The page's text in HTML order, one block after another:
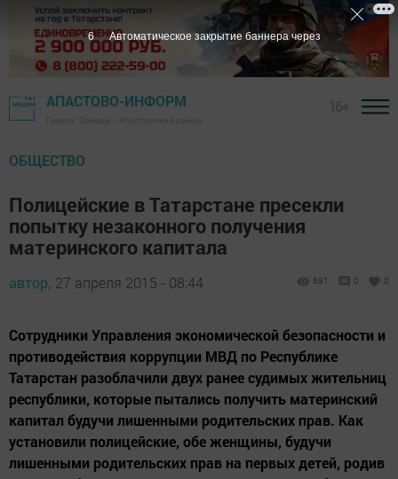
АПАСТОВО-ИНФОРМ
ОБЩЕСТВО
Полицейские в Татарстане пресекли
попытку незаконного получения
материнского капитала
автор, 27 апреля 2015 - 08:44 681 0 0
Сотрудники Управления экономической безопасности и
противодействия коррупции МВД по Республике
Татарстан разоблачили двух ранее судимых жительниц
республики, которые пытались получить материнский
капитал будучи лишенными родительских прав. Как
установили полицейские, обе женщины, будучи
лишенными родительских прав на первых детей, родив
5 Автоматическое закрытие баннера через